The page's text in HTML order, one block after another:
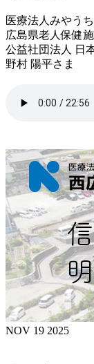
医療法人みやう
広島県老人保健
公益社団法人 日
野村 陽平さま
NOV 19 2025